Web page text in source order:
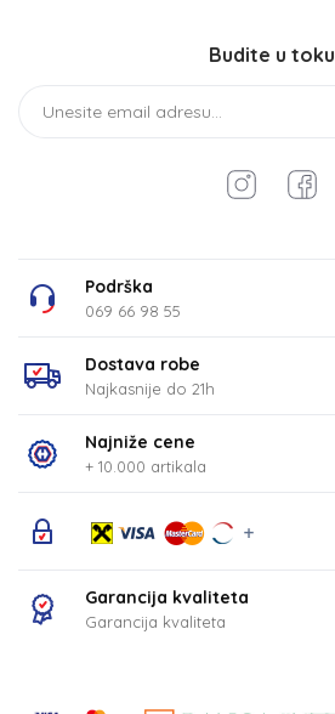
Budite u toku
Podrška
069 66 98 55
Dostava robe
Najkasnije do 21h
Najniže cene
+ 10.000 artikala
Garancija kvaliteta
Garancija kvaliteta